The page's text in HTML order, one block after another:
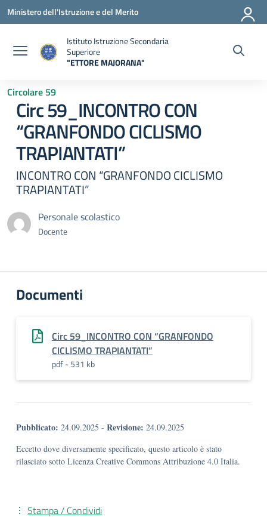
Vai ai contenuti
Vai al menu di navigazione
Vai al footer
Ministero dell'Istruzione e del Merito
Istituto Istruzione Secondaria
Superiore
"ETTORE MAJORANA"
Circolare 59
Circ 59_INCONTRO CON
“GRANFONDO CICLISMO
TRAPIANTATI”
INCONTRO CON “GRANFONDO CICLISMO
TRAPIANTATI”
Personale scolastico
Docente
Documenti
Circ 59_INCONTRO CON “GRANFONDO
CICLISMO TRAPIANTATI”
pdf - 531 kb
Pubblicato: 24.09.2025 - Revisione: 24.09.2025
Eccetto dove diversamente specificato, questo articolo è stato
rilasciato sotto Licenza Creative Commons Attribuzione 4.0 Italia.
Stampa / Condividi